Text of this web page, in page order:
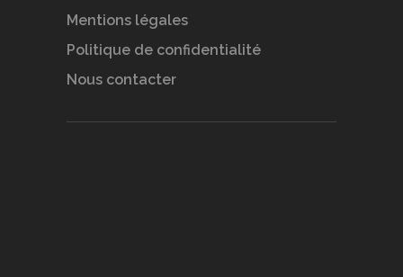
Mentions légales
Politique de confidentialité
Nous contacter